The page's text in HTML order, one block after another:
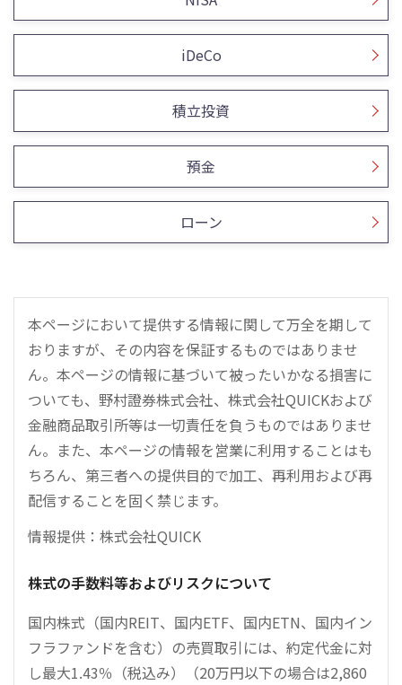
iDeCo
積立投資
預金
ローン
本ページにおいて提供する情報に関して万全を期して
おりますが、その内容を保証するものではありませ
ん。本ページの情報に基づいて被ったいかなる損害に
ついても、野村證券株式会社、株式会社QUICKおよび
金融商品取引所等は一切責任を負うものではありませ
ん。また、本ページの情報を営業に利用することはも
ちろん、第三者への提供目的で加工、再利用および再
配信することを固く禁じます。
情報提供：株式会社QUICK
株式の手数料等およびリスクについて
国内株式（国内REIT、国内ETF、国内ETN、国内イン
フラファンドを含む）の売買取引には、約定代金に対
し最大1.43％（税込み）（20万円以下の場合は2,860